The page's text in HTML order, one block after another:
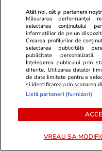
De ce socialismul și
sucesc mințile
Știri România
Atât noi, cât și partenerii
Măsurarea performanței
selectarea conținutului
informațiilor de pe un
Crearea profilurilor de
selectarea publicității
publicitate personalizată.
Înțelegerea publicului prin
diferite. Utilizarea datelor
de date limitate pentru a
și identificarea prin scanarea
Listă parteneri (furnizori)
VREAU SA